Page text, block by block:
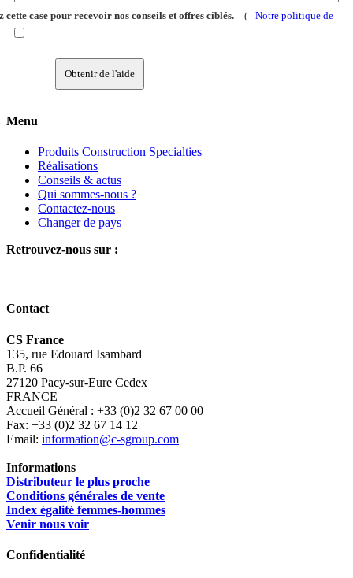
cette case pour recevoir nos conseils et offres ciblés. ( Notre politique de
Obtenir de l'aide
Menu
Produits Construction Specialties
Réalisations
Conseils & actus
Qui sommes-nous ?
Contactez-nous
Changer de pays
Retrouvez-nous sur :
Contact
CS France
135, rue Edouard Isambard
B.P. 66
27120 Pacy-sur-Eure Cedex
FRANCE
Accueil Général : +33 (0)2 32 67 00 00
Fax: +33 (0)2 32 67 14 12
Email: information@c-sgroup.com
Informations
Distributeur le plus proche
Conditions générales de vente
Index égalité femmes-hommes
Venir nous voir
Confidentialité